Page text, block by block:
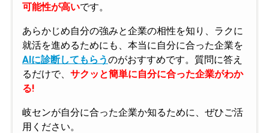
可能性が高いです。
あらかじめ自分の強みと企業の相性を知り、ラクに
就活を進めるためにも、本当に自分に合った企業を
AIに診断してもらうのがおすすめです。質問に答え
るだけで、 サクッと簡単に自分に合った企業がわか
る!
岐センが自分に合った企業か知るために、ぜひご活
用ください。